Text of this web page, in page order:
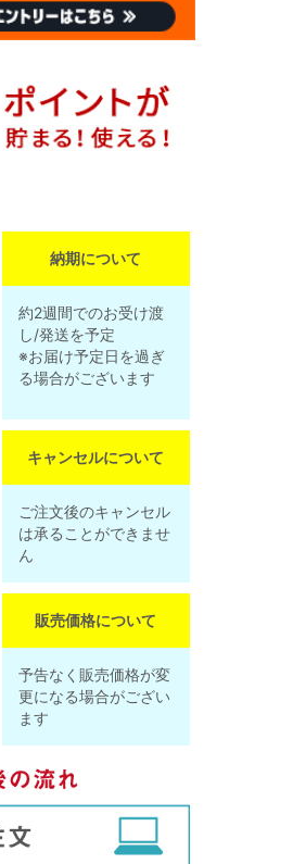
納期について
約2週間でのお受け渡
し/発送を予定
※お届け予定日を過ぎ
る場合がございます
キャンセルについて
ご注文後のキャンセル
は承ることができませ
ん
販売価格について
予告なく販売価格が変
更になる場合がござい
ます